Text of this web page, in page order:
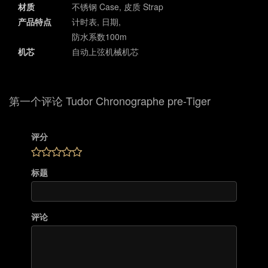
材质
不锈钢 Case, 皮质 Strap
产品特点
计时表, 日期,
防水系数100m
机芯
自动上弦机械机芯
第一个评论 Tudor Chronographe pre-Tiger
评分
标题
评论